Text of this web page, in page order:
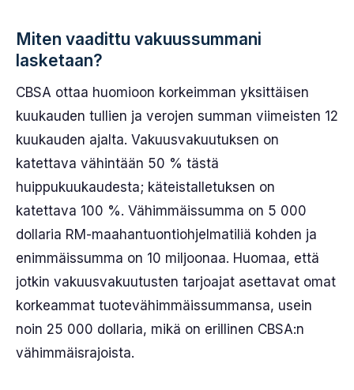
Miten vaadittu vakuussummani
lasketaan?
CBSA ottaa huomioon korkeimman yksittäisen
kuukauden tullien ja verojen summan viimeisten 12
kuukauden ajalta. Vakuusvakuutuksen on
katettava vähintään 50 % tästä
huippukuukaudesta; käteistalletuksen on
katettava 100 %. Vähimmäissumma on 5 000
dollaria RM-maahantuontiohjelmatiliä kohden ja
enimmäissumma on 10 miljoonaa. Huomaa, että
jotkin vakuusvakuutusten tarjoajat asettavat omat
korkeammat tuotevähimmäissummansa, usein
noin 25 000 dollaria, mikä on erillinen CBSA:n
vähimmäisrajoista.